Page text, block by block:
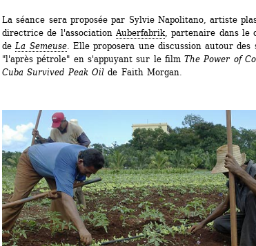
La séance sera proposée par Sylvie Napolitano, artiste
directrice de l'association Auberfabrik, partenaire dans le
de La Semeuse. Elle proposera une discussion autour des
"l'après pétrole" en s'appuyant sur le film The Power of
Cuba Survived Peak Oil de Faith Morgan.